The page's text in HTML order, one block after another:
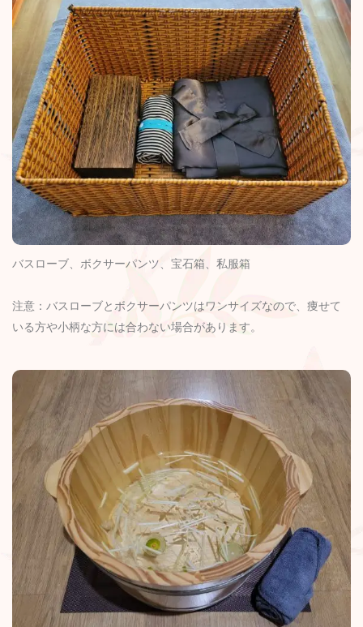
バスローブ、ボクサーパンツ、宝石箱、私服箱
注意：バスローブとボクサーパンツはワンサイズなので、痩せて
いる方や小柄な方には合わない場合があります。